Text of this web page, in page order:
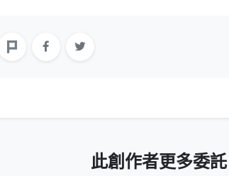
此創作者更多委託